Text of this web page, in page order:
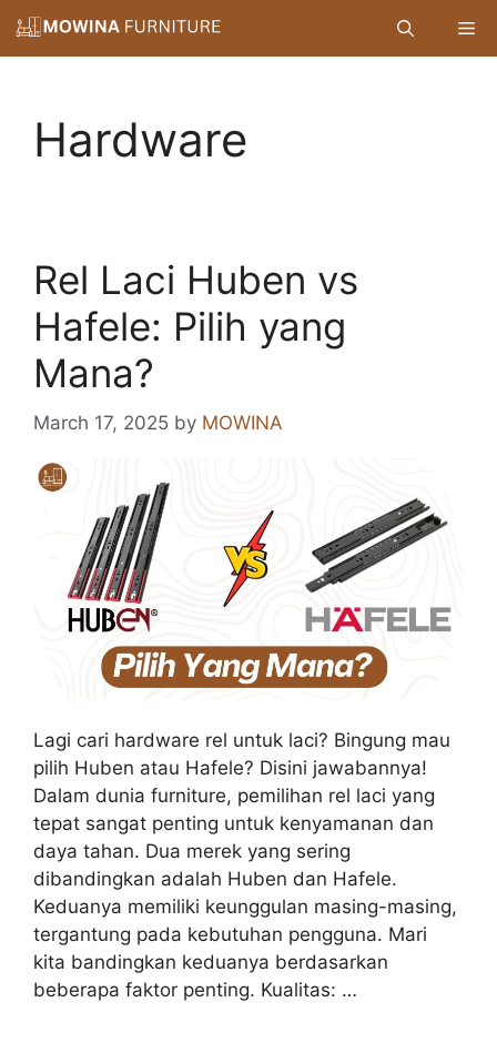
Skip
to
Hardware
Rel Laci Huben vs
Hafele: Pilih yang
Mana?
March 17, 2025 by MOWINA
Lagi cari hardware rel untuk laci? Bingung mau
pilih Huben atau Hafele? Disini jawabannya!
Dalam dunia furniture, pemilihan rel laci yang
tepat sangat penting untuk kenyamanan dan
daya tahan. Dua merek yang sering
dibandingkan adalah Huben dan Hafele.
Keduanya memiliki keunggulan masing-masing,
tergantung pada kebutuhan pengguna. Mari
kita bandingkan keduanya berdasarkan
beberapa faktor penting. Kualitas: …